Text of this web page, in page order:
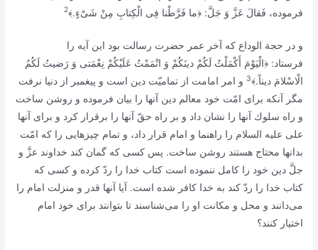
فرموده، فَقالَ عَزَّ وَ جَلَّ: ﴿ما فَرَّطْنا فِى الْكِتابِ مِنْ شَىْ‌ءٍ.﴾2
و در حجة الوداع كه آخر عمر حضرت رسالت بود اين آيه را
فرستاد: ﴿الْيَوْمَ أَكْمَلْتُ لَكُمْ دينَكُمْ وَ اتْمَمْتُ عَلَيْكُمْ نِعْمَتى وَ رَضيتُ لَكُمُ
الْاسْلامَ ديناً.﴾3 و امر امامت از تماميّت دين است و پيغمبر از دنيا نرفت
مگر آنكه براى امّت خود معالم دين آنها را بيان فرموده و روشن ساخت
و راه سلوك آنها را نشان داد و بر راه حقّ آنها را برقرار كرد و براى آنها
على عليه السلام را راهنما و امام قرار داد، و تمام چيزهایى را كه امّت
بدانها محتاج هستند روشن ساخت. پس كسى كه گمان كند خداوند عزَّ و
جلَّ دين خود را كامل ننموده است كتاب خدا را ردّ كرده و كسى كه
كتاب خدا را ردّ كند به خدا كافر شده است. آيا آنها قدر و منزلت امام را
مى‌دانند و محل و مكانت او را مى‌شناسند تا بتوانند براى خود امام
اختيار كنند؟